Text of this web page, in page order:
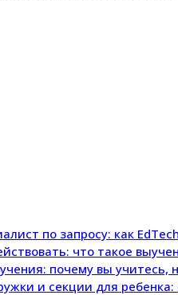
по запросу: как
что такое
почему вы учитесь,
и секции для ребенка: